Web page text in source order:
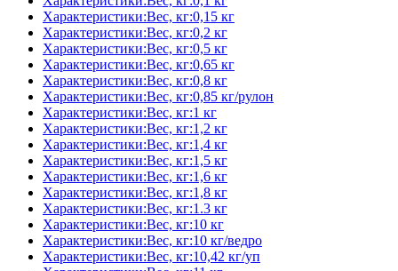
Характеристики:Вес, кг:0,15 кг
Характеристики:Вес, кг:0,2 кг
Характеристики:Вес, кг:0,5 кг
Характеристики:Вес, кг:0,65 кг
Характеристики:Вес, кг:0,8 кг
Характеристики:Вес, кг:0,85 кг/рулон
Характеристики:Вес, кг:1 кг
Характеристики:Вес, кг:1,2 кг
Характеристики:Вес, кг:1,4 кг
Характеристики:Вес, кг:1,5 кг
Характеристики:Вес, кг:1,6 кг
Характеристики:Вес, кг:1,8 кг
Характеристики:Вес, кг:1.3 кг
Характеристики:Вес, кг:10 кг
Характеристики:Вес, кг:10 кг/ведро
Характеристики:Вес, кг:10,42 кг/уп